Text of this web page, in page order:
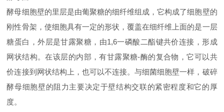
酵母细胞壁的里层是由葡聚糖的细纤维组成，它构成了细胞壁的
刚性骨架，使细胞具有一定的形状，覆盖在细纤维上面的是一层
糖蛋白，外层是甘露聚糖，由1,6一磷酸二酯键共价连接，形成
网状结构。在该层的内部，有甘露聚糖-酶的复合物，它可以共
价连接到网状结构上，也可以不连接。与细菌细胞壁一样，破碎
酵母细胞壁的阻力主要决定于壁结构交联的紧密程度和它的厚
度。